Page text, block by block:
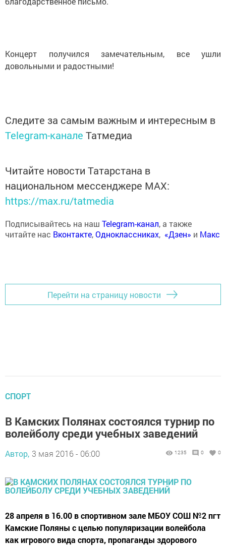
Концерт получился замечательным, все ушли
довольными и радостными!
Следите за самым важным и интересным в
Telegram-канале Татмедиа
Читайте новости Татарстана в
национальном мессенджере MАХ:
https://max.ru/tatmedia
Подписывайтесь на наш Telegram-канал, а также
читайте нас Вконтакте,Одноклассниках, «Дзен» и Макс
Перейти на страницу новости
СПОРТ
В Камских Полянах состоялся турнир по
волейболу среди учебных заведений
Автор, 3 мая 2016 - 06:00 1235 0 0
28 апреля в 16.00 в спортивном зале МБОУ СОШ №2 пгт
Камские Поляны с целью популяризации волейбола
как игрового вида спорта, пропаганды здорового